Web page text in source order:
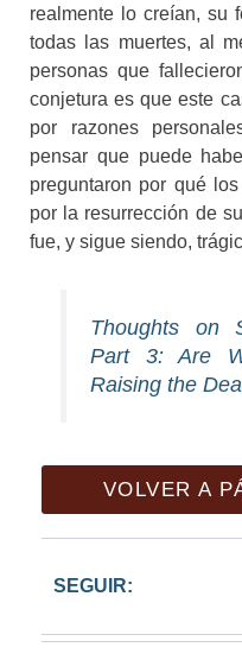
realmente lo creían, su
todas las muertes, al
personas que
conjetura es que este
por razones
pensar que puede
preguntaron por qué
por la resurrección de
fue, y sigue siendo,
Thoughts on
Part 3: Are
Raising the
VOLVER A
SEGUIR: